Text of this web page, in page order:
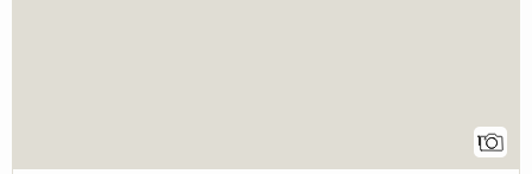
1